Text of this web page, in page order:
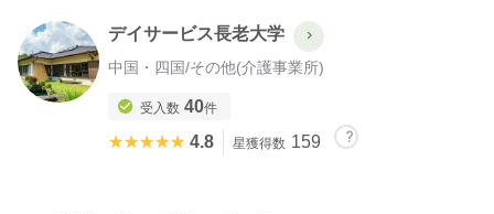
デイサービス長老大学
中国・四国/その他(介護事業所)
受入数 40件
★★★★★
★★★★★ 4.8 星獲得数 159